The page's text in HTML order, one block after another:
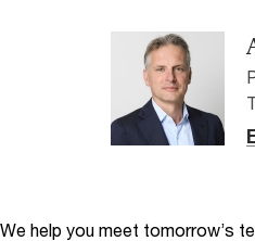
We help you meet tomorrow’s